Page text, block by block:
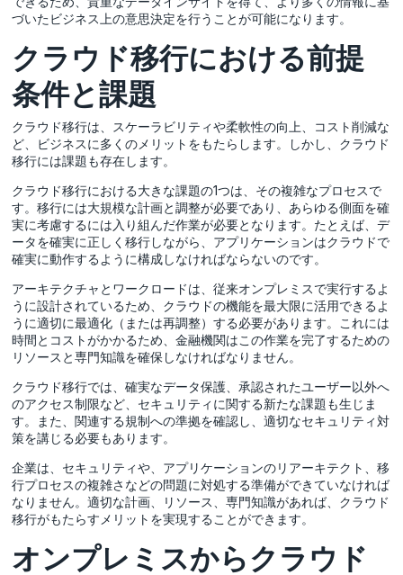
づいたビジネス上の意思決定を行うことが可能になります。
クラウド移行における前提
条件と課題
クラウド移行は、スケーラビリティや柔軟性の向上、コスト削減な
ど、ビジネスに多くのメリットをもたらします。しかし、クラウド
移行には課題も存在します。
クラウド移行における大きな課題の1つは、その複雑なプロセスで
す。移行には大規模な計画と調整が必要であり、あらゆる側面を確
実に考慮するには入り組んだ作業が必要となります。たとえば、デ
ータを確実に正しく移行しながら、アプリケーションはクラウドで
確実に動作するように構成しなければならないのです。
アーキテクチャとワークロードは、従来オンプレミスで実行するよ
うに設計されているため、クラウドの機能を最大限に活用できるよ
うに適切に最適化（または再調整）する必要があります。これには
時間とコストがかかるため、金融機関はこの作業を完了するための
リソースと専門知識を確保しなければなりません。
クラウド移行では、確実なデータ保護、承認されたユーザー以外へ
のアクセス制限など、セキュリティに関する新たな課題も生じま
す。また、関連する規制への準拠を確認し、適切なセキュリティ対
策を講じる必要もあります。
企業は、セキュリティや、アプリケーションのリアーキテクト、移
行プロセスの複雑さなどの問題に対処する準備ができていなければ
なりません。適切な計画、リソース、専門知識があれば、クラウド
移行がもたらすメリットを実現することができます。
オンプレミスからクラウド